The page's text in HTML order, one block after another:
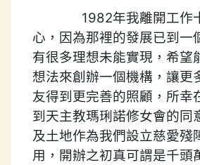
1982年我離開工作
心，因為那裡的發展已到一
有很多理想未能實現，希望
想法來創辦一個機構，讓更
友得到更完善的照顧，所幸
到天主教瑪琍諾修女會的同
及土地作為我們設立慈愛殘
用，開辦之初真可謂是千頭